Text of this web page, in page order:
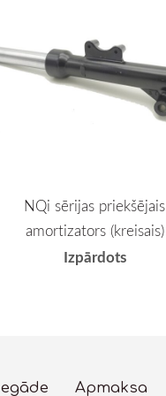
NQi sērijas priekšējais
amortizators (kreisais)
Izpārdots
Apmaksa